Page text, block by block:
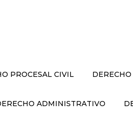
PROCESAL CIVIL
ADMINISTRATIVO